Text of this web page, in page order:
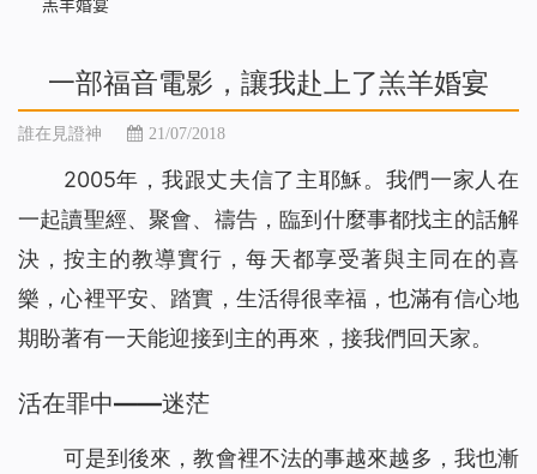
一部福音電影，讓我赴上了羔羊婚宴
誰在見證神 21/07/2018
2005年，我跟丈夫信了主耶穌。我們一家人在
一起讀聖經、聚會、禱告，臨到什麼事都找主的話解
決，按主的教導實行，每天都享受著與主同在的喜
樂，心裡平安、踏實，生活得很幸福，也滿有信心地
期盼著有一天能迎接到主的再來，接我們回天家。
活在罪中——迷茫
可是到後來，教會裡不法的事越來越多，我也漸